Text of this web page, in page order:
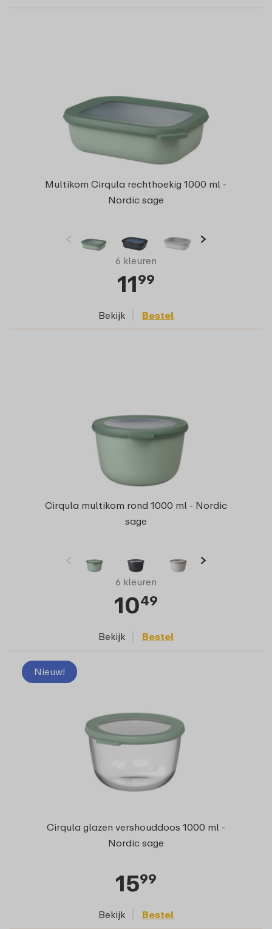
Multikom Cirqula rechthoekig 1000 ml -
Nordic sage
6 kleuren
1199
Bekijk Bestel
Cirqula multikom rond 1000 ml - Nordic
sage
6 kleuren
1049
Bekijk Bestel
Nieuw!
Cirqula glazen vershouddoos 1000 ml -
Nordic sage
1599
Bekijk Bestel